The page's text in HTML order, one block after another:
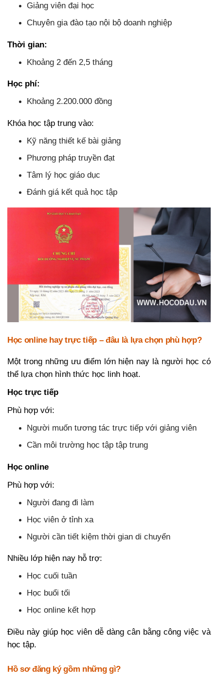
Giảng viên đại học
Chuyên gia đào tạo nội bộ doanh nghiệp
Thời gian:
Khoảng 2 đến 2,5 tháng
Học phí:
Khoảng 2.200.000 đồng
Khóa học tập trung vào:
Kỹ năng thiết kế bài giảng
Phương pháp truyền đạt
Tâm lý học giáo dục
Đánh giá kết quả học tập
Học online hay trực tiếp – đâu là lựa chọn phù hợp?
Một trong những ưu điểm lớn hiện nay là người học có
thể lựa chọn hình thức học linh hoạt.
Học trực tiếp
Phù hợp với:
Người muốn tương tác trực tiếp với giảng viên
Cần môi trường học tập tập trung
Học online
Phù hợp với:
Người đang đi làm
Học viên ở tỉnh xa
Người cần tiết kiệm thời gian di chuyển
Nhiều lớp hiện nay hỗ trợ:
Học cuối tuần
Học buổi tối
Học online kết hợp
Điều này giúp học viên dễ dàng cân bằng công việc và
học tập.
Hồ sơ đăng ký gồm những gì?